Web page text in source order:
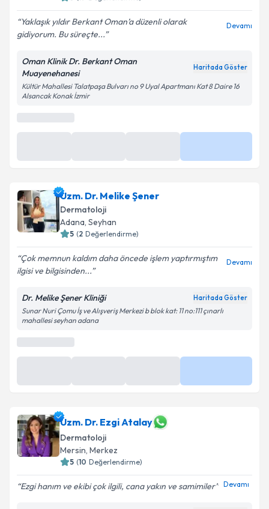
Yaklaşık yıldır Berkant Oman’a düzenli olarak
gidiyorum. Bu süreçte...
Devamı
Oman Klinik Dr. Berkant Oman
Muayenehanesi
Haritada Göster
Kültür Mahallesi Talatpaşa Bulvarı no 9 Uyal Apartmanı Kat 8 Daire 16
Alsancak Konak İzmir
Uzm. Dr. Melike Şener
Dermatoloji
Adana, Seyhan
5 (2 Değerlendirme)
Çok memnun kaldım daha öncede işlem yaptırmıştım
ilgisi ve bilgisinden...
Devamı
Dr. Melike Şener Kliniği Haritada Göster
Sunar Nuri Çomu İş ve Alışveriş Merkezi b blok kat: 11 no:111 çınarlı
mahallesi seyhan adana
Uzm. Dr. Ezgi Atalay
Dermatoloji
Mersin, Merkez
5 (10 Değerlendirme)
Ezgi hanım ve ekibi çok ilgili, cana yakın ve samimiler Devamı